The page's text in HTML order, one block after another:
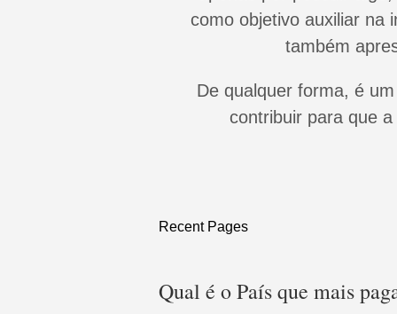
como objetivo auxiliar na
também
De qualquer forma, é
contribuir para que
Recent Pages
Qual é o País que mais